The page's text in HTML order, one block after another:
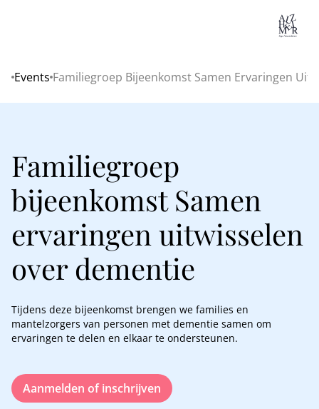
Home
Events Familiegroep Bijeenkomst Samen Ervaringen
Familiegroep
bijeenkomst Samen
ervaringen uitwisselen
over dementie
Tijdens deze bijeenkomst brengen we families en
mantelzorgers van personen met dementie samen om
ervaringen te delen en elkaar te ondersteunen.
Aanmelden of inschrijven